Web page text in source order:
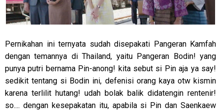
Pernikahan ini ternyata sudah disepakati Pangeran Kamfah
dengan temannya di Thailand, yaitu Pangeran Bodin! yang
punya putri bernama Pin-anong! kita sebut si Pin aja ya say!
sedikit tentang si Bodin ini, defenisi orang kaya otw kismin
karena terlilit hutang! udah bolak balik didatengin rentenir!
so.... dengan kesepakatan itu, apabila si Pin dan Saenkaew